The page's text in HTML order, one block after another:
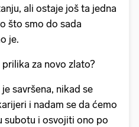
ali ostaje još ta jedna
što smo do sada
je.
prilika za novo zlato?
savršena, nikad se
i nadam se da ćemo
subotu i osvojiti ono po